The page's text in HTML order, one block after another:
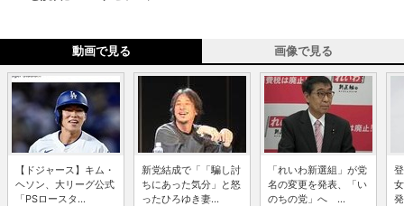
動画で見る 画像で見る
【ドジャース】キム・
ヘソン、大リーグ公式
「PSロースタ...
新党結成で「「騙し討
ちにあった気分」と怒
ったひろゆき妻...
「れいわ新選組」が党
名の変更を発表、「い
のちの党」へ ...